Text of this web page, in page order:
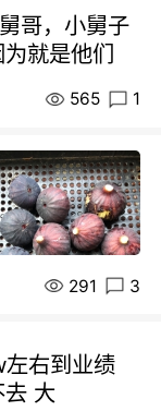
哥，小舅子
就是他们
565 1
291 3
右到业绩
去 大